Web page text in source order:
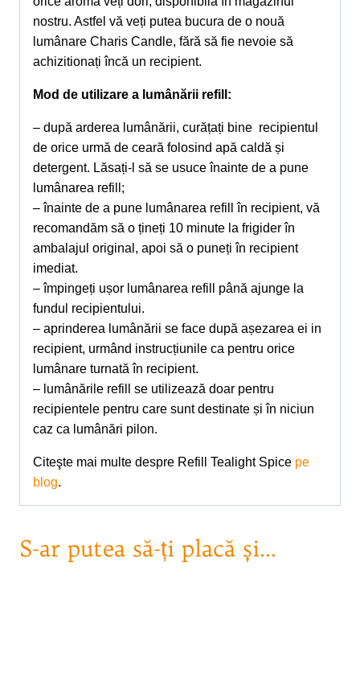
nostru. Astfel vă veți putea bucura de o nouă
lumânare Charis Candle, fără să fie nevoie să
achizitionați încă un recipient.
Mod de utilizare a lumânării refill:
– după arderea lumânării, curățați bine recipientul
de orice urmă de ceară folosind apă caldă și
detergent. Lăsați-l să se usuce înainte de a pune
lumânarea refill;
– înainte de a pune lumânarea refill în recipient, vă
recomandăm să o țineți 10 minute la frigider în
ambalajul original, apoi să o puneți în recipient
imediat.
– împingeți ușor lumânarea refill până ajunge la
fundul recipientului.
– aprinderea lumânării se face după așezarea ei in
recipient, urmând instrucțiunile ca pentru orice
lumânare turnată în recipient.
– lumânările refill se utilizează doar pentru
recipientele pentru care sunt destinate și în niciun
caz ca lumânări pilon.
Citeşte mai multe despre Refill Tealight Spice pe
blog.
S-ar putea să-ți placă și…